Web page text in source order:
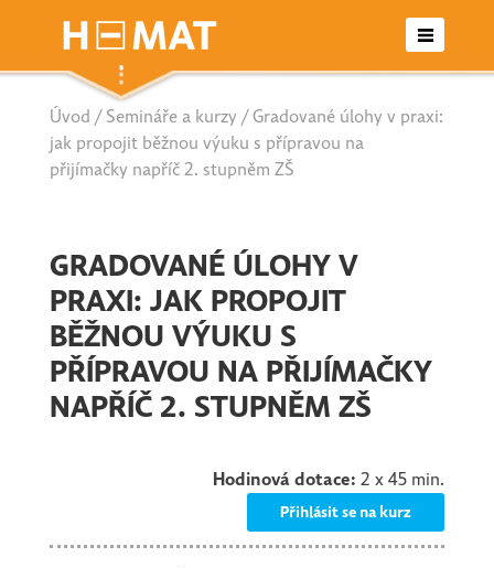
Otevřené semináře
Seriály
Nabídka pro školy/agentury
Kontakt
Úvod /Semináře a kurzy / Gradované úlohy v praxi:
jak propojit běžnou výuku s přípravou na
přijímačky napříč 2. stupněm ZŠ
GRADOVANÉ ÚLOHY V
PRAXI: JAK PROPOJIT
BĚŽNOU VÝUKU S
PŘÍPRAVOU NA PŘIJÍMAČKY
NAPŘÍČ 2. STUPNĚM ZŠ
Hodinová dotace: 2 x 45 min.
Přihlásit se na kurz